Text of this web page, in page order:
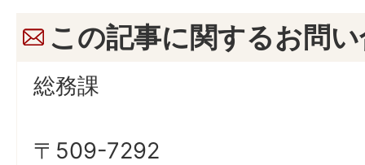
この記事に関するお問
総務課
〒509-7292